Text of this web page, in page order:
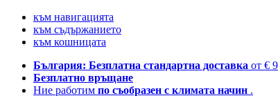
към навигацията
към съдържанието
към кошницата
България: Безплатна стандартна доставка от €
Безплатно връщане
Ние работим по съобразен с климата начин .